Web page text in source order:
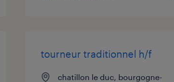
tourneur traditionnel h/f
chatillon le duc, bourgogne-